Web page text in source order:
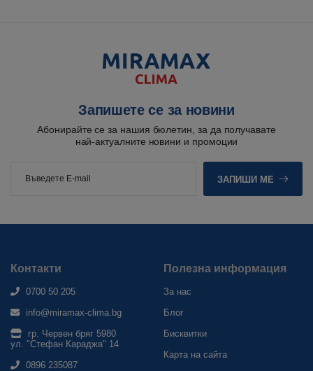
Запишете се за новини
Абонирайте се за нашия бюлетин, за да получавате
най-актуалните новини и промоции
ЗАПИШИ МЕ
Контакти
0700 50 205
info@miramax-clima.bg
гр. Червен бряг 5980
ул. "Стефан Караджа" 14
0896 235087
Полезна информация
За нас
Блог
Бисквитки
Карта на сайта